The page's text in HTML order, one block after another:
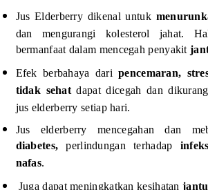
Jus Elderberry dikenal untuk
dan mengurangi kolesterol jahat.
bermanfaat dalam mencegah penyakit
Efek berbahaya dari pencemaran,
tidak sehat dapat dicegah dan
jus elderberry setiap hari.
Jus elderberry mencegahan dan
diabetes, perlindungan terhadap
nafas.
Juga dapat meningkatkan kesihatan